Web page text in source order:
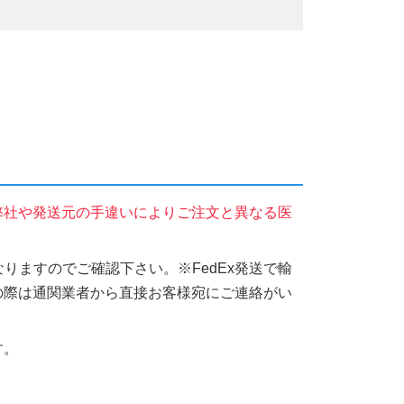
や発送元の手違いによりご注文と異なる医
ますのでご確認下さい。※FedEx発送で輸
は通関業者から直接お客様宛にご連絡がい